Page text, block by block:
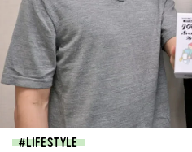
LIFESTYLE